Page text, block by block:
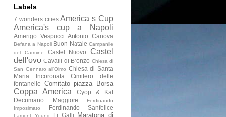
Labels
7 wonders cities America s Cup
America's cup a Napoli
Amerigo Vespucci Antonio Canova
Befana a Napoli Buon Natale Campanile
del Carmine
Castel Nuovo
Castel
dell'ovo Cavalli di Bronzo Chiesa di
San Gennaro all'Olmo Chiesa di Santa
Maria Incoronata
Cimitero delle
fontanelle
Comitato piazza Borsa
Coppa America
Cyop & Kaf
Decumano Maggiore
Ferdinando
Imposimato
Ferdinando Sanfelice
Lamont Young Li Galli
Maratona di